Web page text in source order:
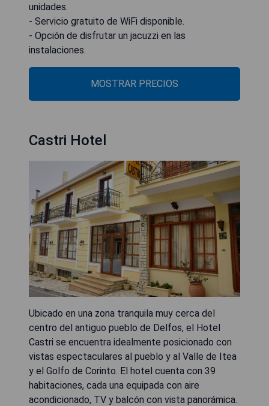
unidades.
- Servicio gratuito de WiFi disponible.
- Opción de disfrutar un jacuzzi en las
instalaciones.
MOSTRAR PRECIOS
Castri Hotel
Ubicado en una zona tranquila muy cerca del
centro del antiguo pueblo de Delfos, el Hotel
Castri se encuentra idealmente posicionado con
vistas espectaculares al pueblo y al Valle de Itea
y el Golfo de Corinto. El hotel cuenta con 39
habitaciones, cada una equipada con aire
acondicionado, TV y balcón con vista panorámica.